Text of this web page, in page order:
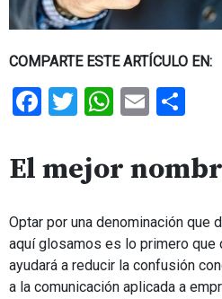
COMPARTE ESTE ARTÍCULO EN:
Facebook
TwitterEmail
El mejor
Optar por una denominación que
aquí glosamos es lo primero que
ayudará a reducir la confusión
a la comunicación aplicada a